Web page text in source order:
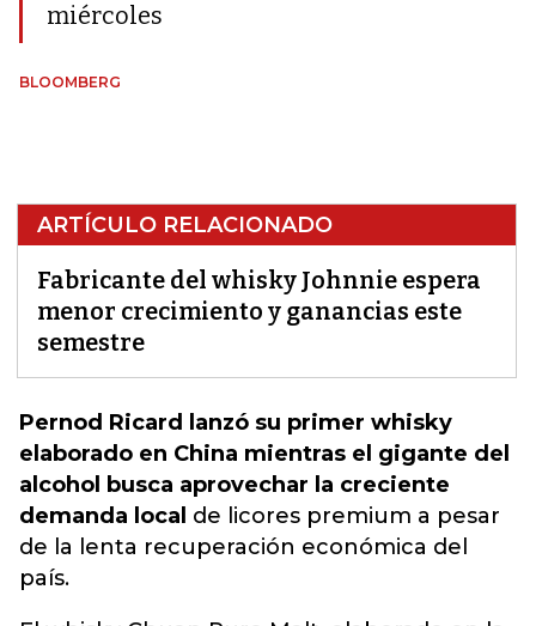
miércoles
BLOOMBERG
ARTÍCULO RELACIONADO
Fabricante del whisky Johnnie espera
menor crecimiento y ganancias este
semestre
Pernod Ricard lanzó su primer whisky
elaborado en China mientras el gigante del
alcohol busca aprovechar la creciente
demanda local de licores premium a pesar
de la lenta recuperación económica del
país.